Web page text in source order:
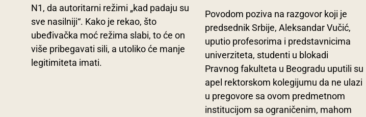
N1, da autoritarni režimi „kad padaju su
sve nasilniji“. Kako je rekao, što
ubeđivačka moć režima slabi, to će on
više pribegavati sili, a utoliko će manje
legitimiteta imati.
Povodom poziva na razgovor koji je
predsednik Srbije, Aleksandar Vučić,
uputio profesorima i predstavnicima
univerziteta, studenti u blokadi
Pravnog fakulteta u Beogradu uputili su
apel rektorskom kolegijumu da ne ulazi
u pregovore sa ovom predmetnom
institucijom sa ograničenim, mahom